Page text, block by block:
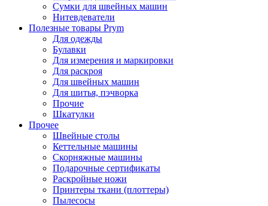
Сумки для швейных машин
Нитевдеватели
Полезные товары Prym
Для одежды
Булавки
Для измерения и маркировки
Для раскроя
Для швейных машин
Для шитья, пэчворка
Прочие
Шкатулки
Прочее
Швейные столы
Кеттельные машины
Скорняжные машины
Подарочные сертификаты
Раскройные ножи
Принтеры ткани (плоттеры)
Пылесосы